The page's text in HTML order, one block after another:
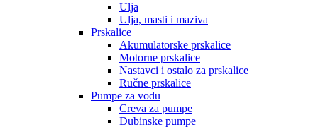
Ulja
Ulja, masti i maziva
Prskalice
Akumulatorske prskalice
Motorne prskalice
Nastavci i ostalo za prskalice
Ručne prskalice
Pumpe za vodu
Creva za pumpe
Dubinske pumpe